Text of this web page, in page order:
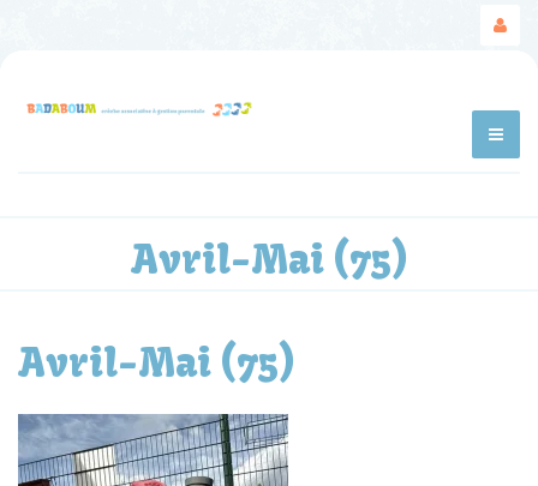
Avril-Mai (75)
Avril-Mai (75)